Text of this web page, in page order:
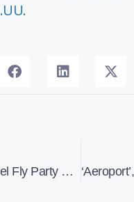
Se acerca el Fly Party Burgos del 15 a 16 de julio